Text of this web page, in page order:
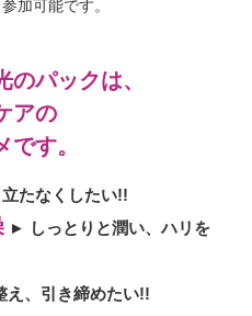
加可能です。
のパックは、
アの
す。
たなくしたい!!
► しっとりと潤い、ハリを
え、引き締めたい!!